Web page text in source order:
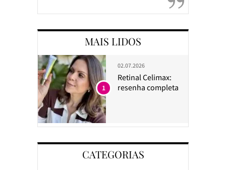
MAIS LIDOS
02.07.2026
Retinal Celimax:
resenha completa
1
CATEGORIAS